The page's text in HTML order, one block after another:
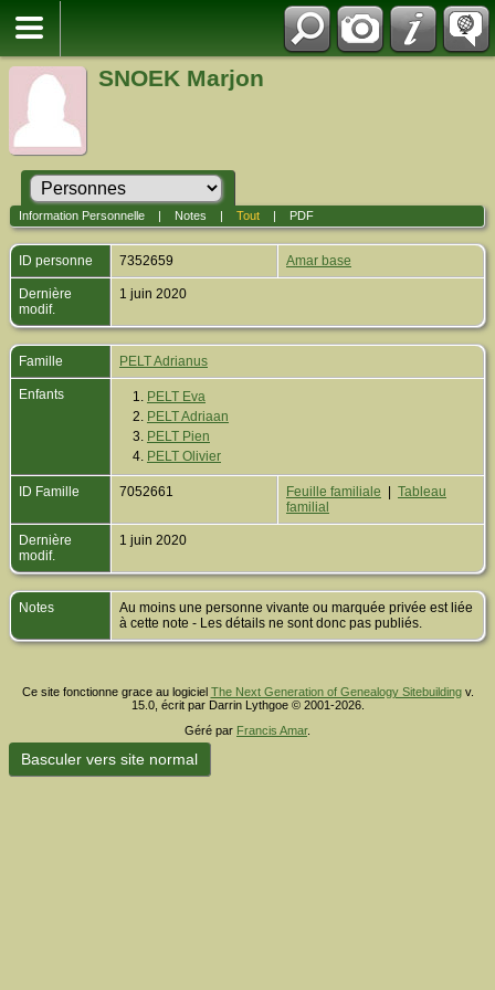
SNOEK Marjon
Information Personnelle| Notes Tout| PDF
ID personne 7352659 Amar base
Dernière
modif.
1 juin 2020
Famille PELT Adrianus
Enfants 1. PELT Eva
2. PELT Adriaan
3. PELT Pien
4. PELT Olivier
ID Famille 7052661 Feuille familiale
Tableau
familial
Dernière
modif.
1 juin 2020
Notes
Au moins une personne vivante ou marquée privée est liée
à cette note - Les détails ne sont donc pas publiés.
Ce site fonctionne grace au logiciel The Next Generation of Genealogy Sitebuildingv.
15.0, écrit par Darrin Lythgoe © 2001-2026.
Géré par Francis Amar.
Basculer vers site normal